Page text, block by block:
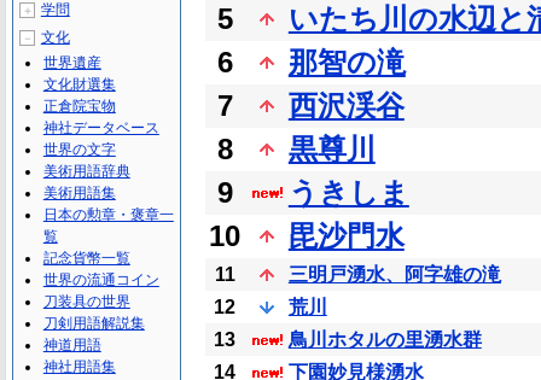
5
いたち川の水辺と
6
那智の滝
7
西沢渓谷
8
黒尊川
9
うきしま
10
毘沙門水
11
三明戸湧水、阿字雄の滝
12
荒川
13
鳥川ホタルの里湧水群
14
下園妙見様湧水
＋ 学問
－
文化
世界遺産
文化財選集
正倉院宝物
神社データベース
世界の文字
美術用語辞典
美術用語集
日本の勲章・褒章一
覧
記念貨幣一覧
世界の流通コイン
刀装具の世界
刀剣用語解説集
神道用語
神社用語集